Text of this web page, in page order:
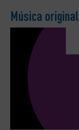
Música original